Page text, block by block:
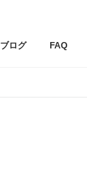
ブログ FAQ